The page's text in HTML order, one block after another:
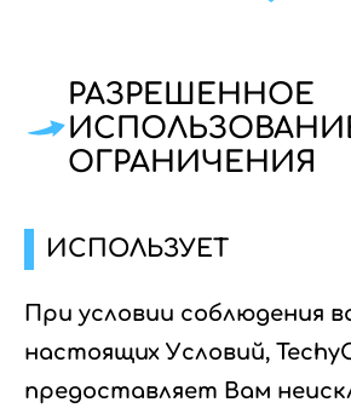
РАЗРЕШЕННОЕ
ОГРАНИЧЕНИЯ
ИСПОЛЬЗУЕТ
При условии соблюдения
настоящих Условий,
предоставляет Вам